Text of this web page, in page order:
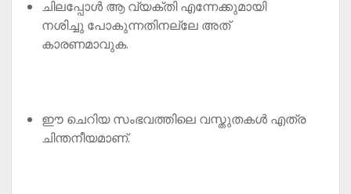
ചിലപ്പോൾ ആ വ്യക്തി എന്നേക്കുമായി
നശിച്ചു പോകുന്നതിനല്ലേ അത്
കാരണമാവുക.
ഈ ചെറിയ സംഭവത്തിലെ വസ്തുതകൾ എത്ര
ചിന്തനീയമാണ്.